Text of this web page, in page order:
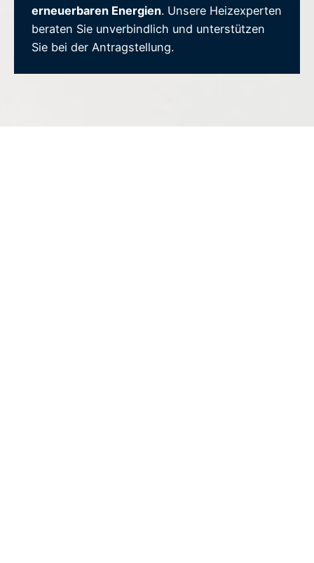
erneuerbaren Energien. Unsere Heizexperten
beraten Sie unverbindlich und unterstützen
Sie bei der Antragstellung.